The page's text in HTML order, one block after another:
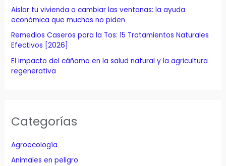
:Aislar tu vivienda o cambiar las ventanas: la ayuda
económica que muchos no piden
Remedios Caseros para la Tos: 15 Tratamientos Naturales
Efectivos [2026]
El impacto del cáñamo en la salud natural y la agricultura
regenerativa
Categorías
Agroecología
Animales en peligro